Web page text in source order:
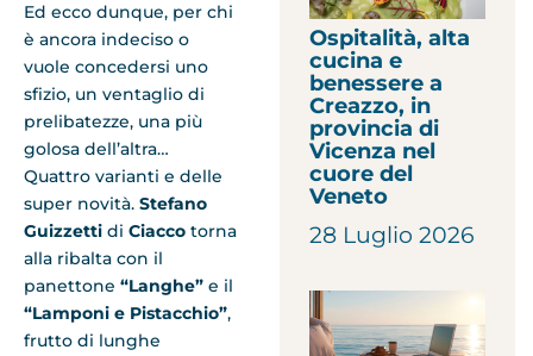
Ed ecco dunque, per chi
è ancora indeciso o
vuole concedersi uno
sfizio, un ventaglio di
prelibatezze, una più
golosa dell’altra…
Quattro varianti e delle
super novità. Stefano
Guizzetti di Ciacco torna
alla ribalta con il
panettone “Langhe” e il
“Lamponi e Pistacchio”,
frutto di lunghe
Ospitalità, alta
cucina e
benessere a
Creazzo, in
provincia di
Vicenza nel
cuore del
Veneto
28 Luglio 2026